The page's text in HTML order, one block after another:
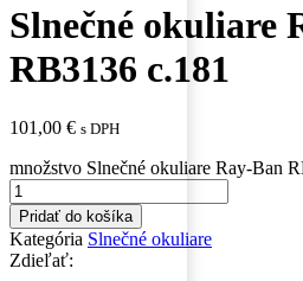
Slnečné okuliare
RB3136 c.181
101,00 € s DPH
množstvo Slnečné okuliare Ray-Ban
Pridať do košíka
Kategória Slnečné okuliare
Zdieľať: